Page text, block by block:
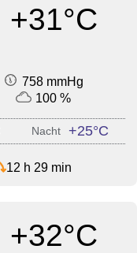
+31°C
758 mmHg
100 %
Nacht +25°C
12 h 29 min
+32°C